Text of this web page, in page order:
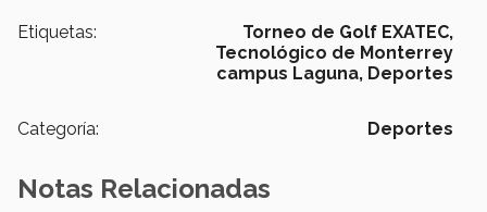
Etiquetas:
Torneo de Golf EXATEC,
Tecnológico de Monterrey
campus Laguna, Deportes
Categoría: Deportes
Notas Relacionadas